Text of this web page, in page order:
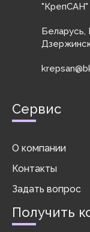
"КрепСАН"
Беларусь,
Сервис
О компании
Контакты
Задать вопрос
Получить